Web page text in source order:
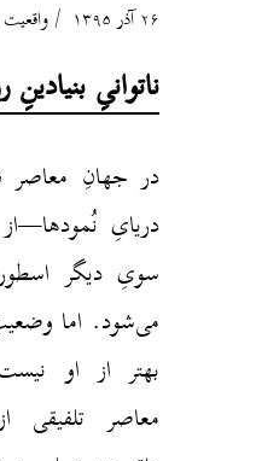
۲۶ آذر ۱۳۹۵
ناتوانیِ
در جهانِ معاصر
دریایِ
سویِ دیگر
می‌شود. اما
بهتر از او
معاصر تلفیقی